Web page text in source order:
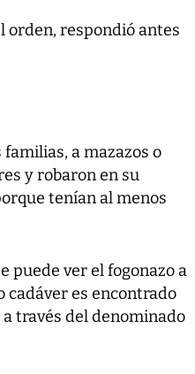
orden, respondió antes
a mazazos o
y robaron en su
tenían al menos
puede ver el fogonazo a
cadáver es encontrado
través del denominado